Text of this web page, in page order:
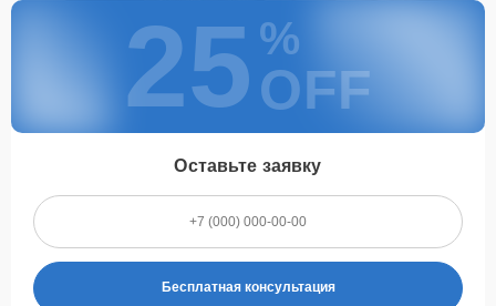
25 %
OFF
Оставьте заявку
Бесплатная консультация